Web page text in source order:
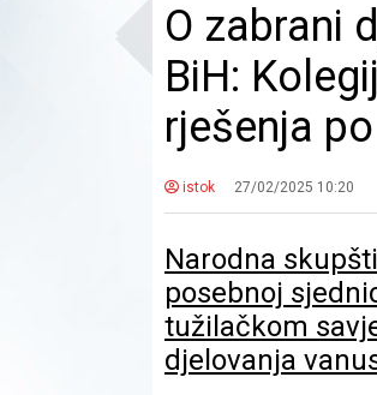
O zabrani
BiH:
rješenja
istok 27/02/2025 10:20
Narodna
posebnoj
tužilačkom
djelovanja